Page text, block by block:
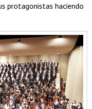
protagonistas haciendo